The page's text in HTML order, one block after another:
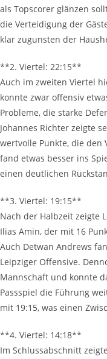
als Tops­corer glän­zen
die Ver­tei­di­gung der
klar zuguns­ten der
**2. Vier­tel: 22:15**
Auch im zwei­ten Vier­tel
konn­te zwar offen­siv
Pro­ble­me, die star­ke
Johan­nes Rich­ter zeig­te
wert­vol­le Punk­te, die den
fand etwas bes­ser ins
einen deut­li­chen
**3. Vier­tel: 19:15**
Nach der Halb­zeit zeig­te
Ili­as Amin, der mit 16
Auch Det­wan Andrews
Leip­zi­ger Offen­si­ve.
Mann­schaft und konn­te
Pass­spiel die Füh­rung
mit 19:15, was einen
**4. Vier­tel: 14:18**
Im Schluss­ab­schnitt